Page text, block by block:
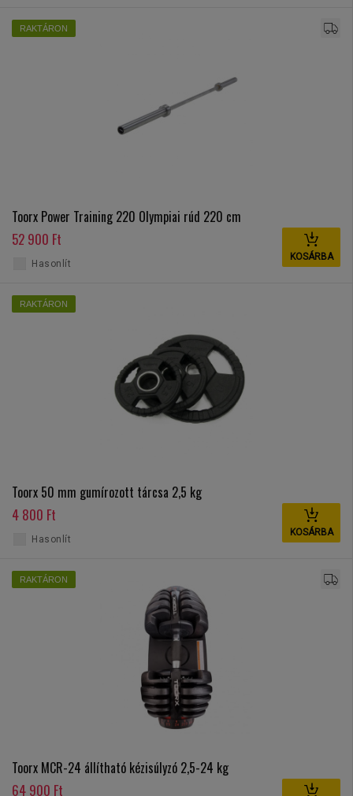
RAKTÁRON
Toorx Power Training 220 Olympiai rúd 220 cm
52 900 Ft
KOSÁRBA
Hasonlít
RAKTÁRON
Toorx 50 mm gumírozott tárcsa 2,5 kg
4 800 Ft
KOSÁRBA
Hasonlít
RAKTÁRON
Toorx MCR-24 állítható kézisúlyzó 2,5-24 kg
64 900 Ft